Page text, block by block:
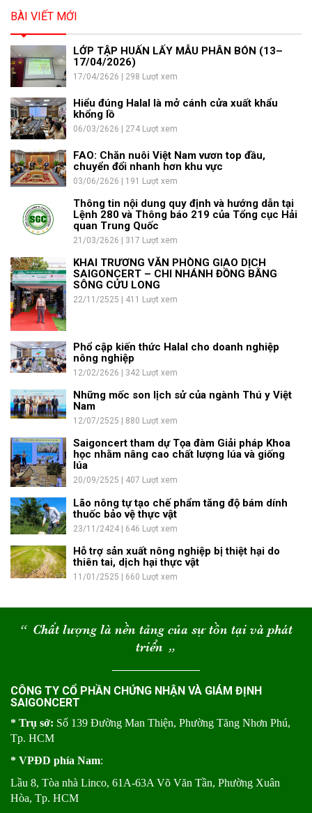
BÀI VIẾT MỚI
LỚP TẬP HUẤN LẤY MẪU PHÂN BÓN (13–
17/04/2026)
17/04/2626 | 298 Lượt xem
Hiểu đúng Halal là mở cánh cửa xuất khẩu
khổng lồ
06/03/2626 | 274 Lượt xem
FAO: Chăn nuôi Việt Nam vươn top đầu,
chuyển đổi nhanh hơn khu vực
03/06/2626 | 191 Lượt xem
Thông tin nội dung quy định và hướng dẫn tại
Lệnh 280 và Thông báo 219 của Tổng cục Hải
quan Trung Quốc
21/03/2626 | 317 Lượt xem
KHAI TRƯƠNG VĂN PHÒNG GIAO DỊCH
SAIGONCERT – CHI NHÁNH ĐỒNG BẰNG
SÔNG CỬU LONG
22/11/2525 | 411 Lượt xem
Phổ cập kiến thức Halal cho doanh nghiệp
nông nghiệp
12/02/2626 | 342 Lượt xem
Những mốc son lịch sử của ngành Thú y Việt
Nam
12/07/2525 | 880 Lượt xem
Saigoncert tham dự Tọa đàm Giải pháp Khoa
học nhằm nâng cao chất lượng lúa và giống
lúa
20/09/2525 | 407 Lượt xem
Lão nông tự tạo chế phẩm tăng độ bám dính
thuốc bảo vệ thực vật
23/11/2424 | 646 Lượt xem
Hỗ trợ sản xuất nông nghiệp bị thiệt hại do
thiên tai, dịch hại thực vật
11/01/2525 | 660 Lượt xem
“ Chất lượng là nền tảng của sự tồn tại và phát
triển “
CÔNG TY CỔ PHẦN CHỨNG NHẬN VÀ GIÁM ĐỊNH
SAIGONCERT
* Trụ sở: Số 139 Đường Man Thiện, Phường Tăng Nhơn Phú,
Tp. HCM
* VPĐD phía Nam:
Lầu 8, Tòa nhà Linco, 61A-63A Võ Văn Tần, Phường Xuân
Hòa, Tp. HCM